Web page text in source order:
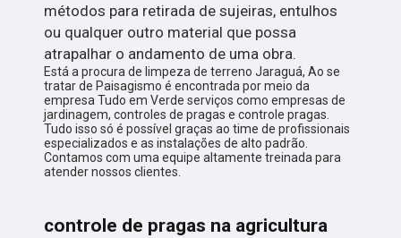
métodos para retirada de sujeiras, entulhos
ou qualquer outro material que possa
atrapalhar o andamento de uma obra.
Está a procura de limpeza de terreno Jaraguá, Ao se
tratar de Paisagismo é encontrada por meio da
empresa Tudo em Verde serviços como empresas de
jardinagem, controles de pragas e controle pragas.
Tudo isso só é possível graças ao time de profissionais
especializados e as instalações de alto padrão.
Contamos com uma equipe altamente treinada para
atender nossos clientes.
controle de pragas na agricultura